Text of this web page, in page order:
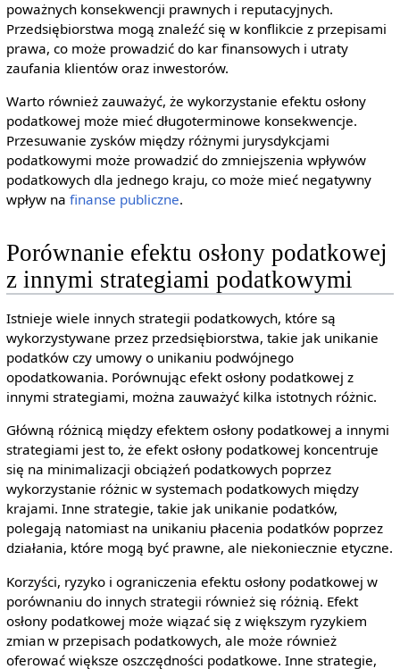
poważnych konsekwencji prawnych i reputacyjnych.
Przedsiębiorstwa mogą znaleźć się w konflikcie z przepisami
prawa, co może prowadzić do kar finansowych i utraty
zaufania klientów oraz inwestorów.
Warto również zauważyć, że wykorzystanie efektu osłony
podatkowej może mieć długoterminowe konsekwencje.
Przesuwanie zysków między różnymi jurysdykcjami
podatkowymi może prowadzić do zmniejszenia wpływów
podatkowych dla jednego kraju, co może mieć negatywny
wpływ na finanse publiczne.
Porównanie efektu osłony podatkowej
z innymi strategiami podatkowymi
Istnieje wiele innych strategii podatkowych, które są
wykorzystywane przez przedsiębiorstwa, takie jak unikanie
podatków czy umowy o unikaniu podwójnego
opodatkowania. Porównując efekt osłony podatkowej z
innymi strategiami, można zauważyć kilka istotnych różnic.
Główną różnicą między efektem osłony podatkowej a innymi
strategiami jest to, że efekt osłony podatkowej koncentruje
się na minimalizacji obciążeń podatkowych poprzez
wykorzystanie różnic w systemach podatkowych między
krajami. Inne strategie, takie jak unikanie podatków,
polegają natomiast na unikaniu płacenia podatków poprzez
działania, które mogą być prawne, ale niekoniecznie etyczne.
Korzyści, ryzyko i ograniczenia efektu osłony podatkowej w
porównaniu do innych strategii również się różnią. Efekt
osłony podatkowej może wiązać się z większym ryzykiem
zmian w przepisach podatkowych, ale może również
oferować większe oszczędności podatkowe. Inne strategie,